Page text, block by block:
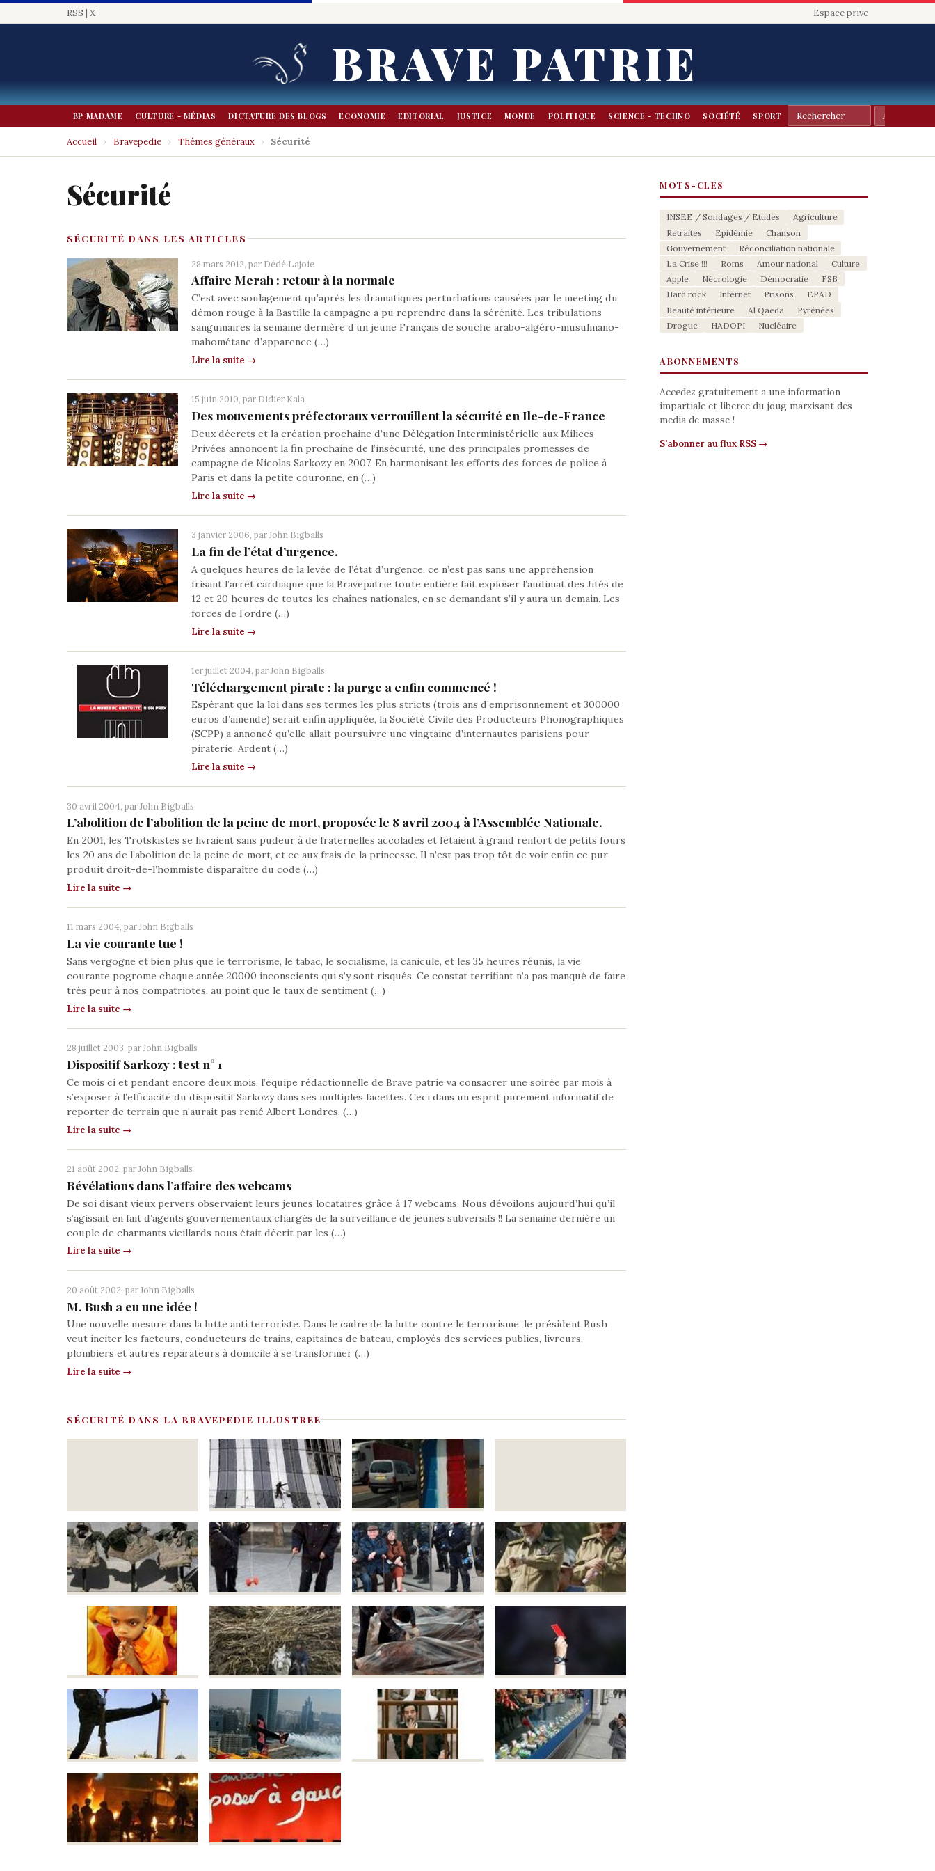
RSS | X Espace prive
BRAVE PATRIE
BP MADAME CULTURE - MÉDIAS DICTATURE DES BLOGS ECONOMIE EDITORIAL JUSTICE MONDE POLITIQUE SCIENCE - TECHNO SOCIÉTÉ SPORT
Accueil › Bravepedie › Thèmes généraux › Sécurité
Sécurité
SÉCURITÉ DANS LES ARTICLES
28 mars 2012, par Dédé Lajoie
Affaire Merah : retour à la normale
C’est avec soulagement qu’après les dramatiques perturbations causées par le meeting du
démon rouge à la Bastille la campagne a pu reprendre dans la sérénité. Les tribulations
sanguinaires la semaine dernière d’un jeune Français de souche arabo-algéro-musulmano-
mahométane d’apparence (…)
Lire la suite →
15 juin 2010, par Didier Kala
Des mouvements préfectoraux verrouillent la sécurité en Ile-de-France
Deux décrets et la création prochaine d’une Délégation Interministérielle aux Milices
Privées annoncent la fin prochaine de l’insécurité, une des principales promesses de
campagne de Nicolas Sarkozy en 2007. En harmonisant les efforts des forces de police à
Paris et dans la petite couronne, en (…)
Lire la suite →
3 janvier 2006, parJohn Bigballs
La fin de l’état d’urgence.
A quelques heures de la levée de l’état d’urgence, ce n’est pas sans une appréhension
frisant l’arrêt cardiaque que la Bravepatrie toute entière fait exploser l’audimat des Jités de
12 et 20 heures de toutes les chaînes nationales, en se demandant s’il y aura un demain. Les
forces de l’ordre (…)
Lire la suite →
1er juillet 2004, parJohn Bigballs
Téléchargement pirate : la purge a enfin commencé !
Espérant que la loi dans ses termes les plus stricts (trois ans d’emprisonnement et 300000
euros d’amende) serait enfin appliquée, la Société Civile des Producteurs Phonographiques
(SCPP) a annoncé qu’elle allait poursuivre une vingtaine d’internautes parisiens pour
piraterie. Ardent (…)
Lire la suite →
30 avril 2004, parJohn Bigballs
L’abolition de l’abolition de la peine de mort, proposée le 8 avril 2004 à l’Assemblée Nationale.
En 2001, les Trotskistes se livraient sans pudeur à de fraternelles accolades et fêtaient à grand renfort de petits fours
les 20 ans de l’abolition de la peine de mort, et ce aux frais de la princesse. Il n’est pas trop tôt de voir enfin ce pur
produit droit-de-l’hommiste disparaître du code (…)
Lire la suite →
11 mars 2004, parJohn Bigballs
La vie courante tue !
Sans vergogne et bien plus que le terrorisme, le tabac, le socialisme, la canicule, et les 35 heures réunis, la vie
courante pogrome chaque année 20000 inconscients qui s’y sont risqués. Ce constat terrifiant n’a pas manqué de faire
très peur à nos compatriotes, au point que le taux de sentiment (…)
Lire la suite →
28 juillet 2003, parJohn Bigballs
Dispositif Sarkozy : test n° 1
Ce mois ci et pendant encore deux mois, l’équipe rédactionnelle de Brave patrie va consacrer une soirée par mois à
s’exposer à l’efficacité du dispositif Sarkozy dans ses multiples facettes. Ceci dans un esprit purement informatif de
reporter de terrain que n’aurait pas renié Albert Londres. (…)
Lire la suite →
21 août 2002, parJohn Bigballs
Révélations dans l’affaire des webcams
De soi disant vieux pervers observaient leurs jeunes locataires grâce à 17 webcams. Nous dévoilons aujourd’hui qu’il
s’agissait en fait d’agents gouvernementaux chargés de la surveillance de jeunes subversifs !! La semaine dernière un
couple de charmants vieillards nous était décrit par les (…)
Lire la suite →
20 août 2002, parJohn Bigballs
M. Bush a eu une idée !
Une nouvelle mesure dans la lutte anti terroriste. Dans le cadre de la lutte contre le terrorisme, le président Bush
veut inciter les facteurs, conducteurs de trains, capitaines de bateau, employés des services publics, livreurs,
plombiers et autres réparateurs à domicile à se transformer (…)
Lire la suite →
SÉCURITÉ DANS LA BRAVEPEDIE ILLUSTREE
MOTS-CLES
INSEE / Sondages / Etudes
Agriculture
Retraites
Epidémie
Chanson
Gouvernement
Réconciliation nationale
La Crise !!!
Roms Amour national
Culture
Apple
Nécrologie Démocratie
FSB
Hard rock
Internet Prisons
EPAD
Beauté intérieure
Al Qaeda
Pyrénées
Drogue
HADOPI Nucléaire
ABONNEMENTS
Accedez gratuitement a une information
impartiale et liberee du joug marxisant des
media de masse !
S'abonner au flux RSS →